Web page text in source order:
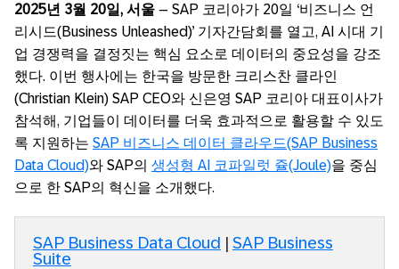
2025년 3월 20일, 서울 – SAP 코리아가 20일 ‘비즈니스 언
리시드(Business Unleashed)’ 기자간담회를 열고, AI 시대 기
업 경쟁력을 결정짓는 핵심 요소로 데이터의 중요성을 강조
했다. 이번 행사에는 한국을 방문한 크리스찬 클라인
(Christian Klein) SAP CEO와 신은영 SAP 코리아 대표이사가
참석해, 기업들이 데이터를 더욱 효과적으로 활용할 수 있도
록 지원하는 SAP 비즈니스 데이터 클라우드(SAP Business
Data Cloud)와 SAP의 생성형 AI 코파일럿 쥴(Joule)을 중심
으로 한 SAP의 혁신을 소개했다.
SAP Business Data Cloud | SAP Business
Suite